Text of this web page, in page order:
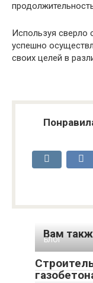
Используя сверло
успешно
своих целей в
Вам
БЛОГ